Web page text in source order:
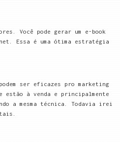
Você pode gerar um e-book
Essa é uma ótima estratégia
ser eficazes pro marketing
à venda e principalmente
a mesma técnica. Todavia irei